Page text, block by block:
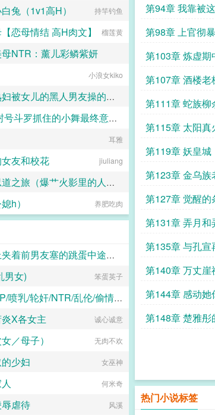
第94章 我靠被
2
第98章 上官彻
第103章 炼虚期
第107章 酒楼老
第111章 蛇族柳
会
第115章 太阳真
第119章 妖皇城
第123章 金乌族
第127章 觉醒的
第131章 弄月和
第135章 与孔宣
第140章 万丈崖
第144章 感动她
第148章 楚雅彤
热门小说标签
二十三
兔（1v1高H） 持竿钓鱼
恋母情结 高H肉文】 榴莲黄
NTR：薰儿彩鳞紫妍
大芋泥啵啵
小浪女kiko
广东大屁股熟妇被女儿的黑人男友操的浑身颤抖淫水喷满床单
二十三
色孽斗罗:被封号斗罗抓住的小舞最终意识重组成了玩偶
lgcloveself
耳雅
友和校花 jiuliang
火影忍者：忍道之旅（爆艹火影里的人妻熟女）
fnr8std27
h） 养肥吃肉
新娘在婚礼上夹着前男友塞的跳蛋中途忍不住喷水了
二十三
男女) 笨蛋英子
淫欲盛宴【NP/喷乳/轮奸/NTR/乱伦/偷情/换妻/迷奸】
水木生溪
X各女主 诚心诚意
／母子） 无肉不欢
少妇 女巫神
何米奇
虐待 风溪